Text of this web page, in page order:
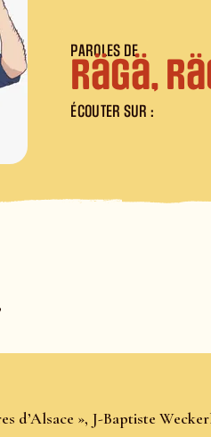
PAROLES DE
Rägä,
ÉCOUTER SUR :
d’Alsace », J-Baptiste